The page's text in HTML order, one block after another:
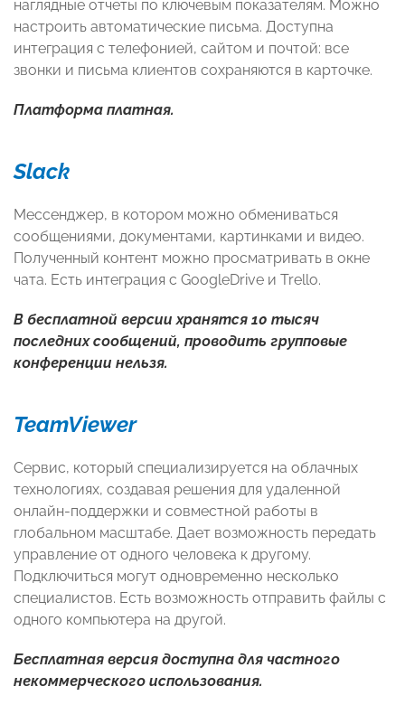
наглядные отчеты по ключевым показателям. Можно
настроить автоматические письма. Доступна
интеграция с телефонией, сайтом и почтой: все
звонки и письма клиентов сохраняются в карточке.
Платформа платная.
Slack
Мессенджер, в котором можно обмениваться
сообщениями, документами, картинками и видео.
Полученный контент можно просматривать в окне
чата. Есть интеграция с GoogleDrive и Trello.
В бесплатной версии хранятся 10 тысяч
последних сообщений, проводить групповые
конференции нельзя.
TeamViewer
Сервис, который специализируется на облачных
технологиях, создавая решения для удаленной
онлайн-поддержки и совместной работы в
глобальном масштабе. Дает возможность передать
управление от одного человека к другому.
Подключиться могут одновременно несколько
специалистов. Есть возможность отправить файлы с
одного компьютера на другой.
Бесплатная версия доступна для частного
некоммерческого использования.